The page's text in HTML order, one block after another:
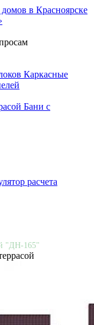
Каркасные
Бани с
расчета
"ДH-165"